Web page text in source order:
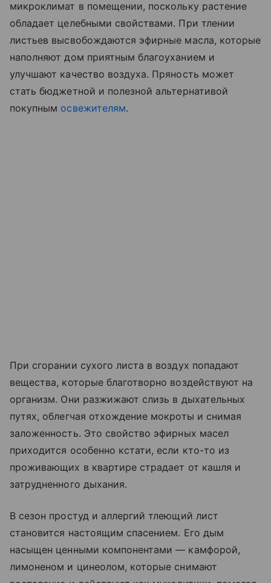
микроклимат в помещении, поскольку растение
обладает целебными свойствами. При тлении
листьев высвобождаются эфирные масла, которые
наполняют дом приятным благоуханием и
улучшают качество воздуха. Пряность может
стать бюджетной и полезной альтернативой
покупным освежителям.
При сгорании сухого листа в воздух попадают
вещества, которые благотворно воздействуют на
организм. Они разжижают слизь в дыхательных
путях, облегчая отхождение мокроты и снимая
заложенность. Это свойство эфирных масел
приходится особенно кстати, если кто-то из
проживающих в квартире страдает от кашля и
затрудненного дыхания.
В сезон простуд и аллергий тлеющий лист
становится настоящим спасением. Его дым
насыщен ценными компонентами — камфорой,
лимоненом и цинеолом, которые снимают